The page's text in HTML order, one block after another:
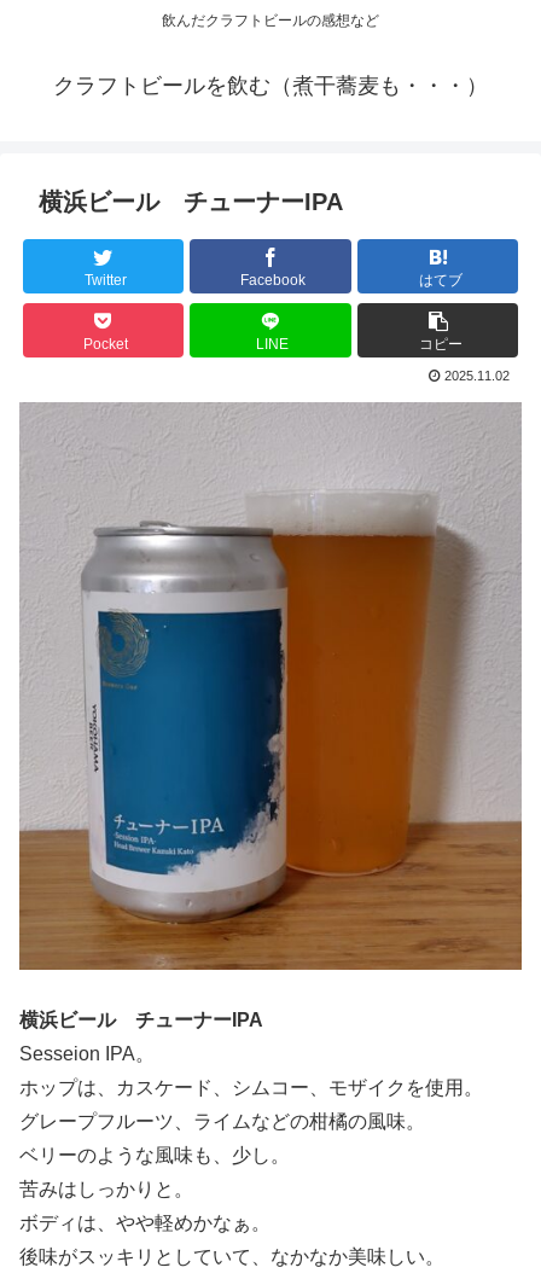
飲んだクラフトビールの感想など
クラフトビールを飲む（煮干蕎麦も・・・）
横浜ビール チューナーIPA
Twitter Facebook はてブ
Pocket LINE コピー
2025.11.02
横浜ビール チューナーIPA
Sesseion IPA。
ホップは、カスケード、シムコー、モザイクを使用。
グレープフルーツ、ライムなどの柑橘の風味。
ベリーのような風味も、少し。
苦みはしっかりと。
ボディは、やや軽めかなぁ。
後味がスッキリとしていて、なかなか美味しい。